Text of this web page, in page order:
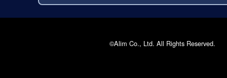
©Alim Co., Ltd. All Rights Reserved.